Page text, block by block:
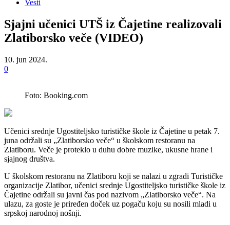
Vesti
Sjajni učenici UTŠ iz Čajetine realizovali
Zlatiborsko veče (VIDEO)
10. jun 2024.
0
Foto: Booking.com
Učenici srednje Ugostiteljsko turističke škole iz Čajetine u petak 7.
juna održali su „Zlatiborsko veče“ u školskom restoranu na
Zlatiboru. Veče je proteklo u duhu dobre muzike, ukusne hrane i
sjajnog društva.
U školskom restoranu na Zlatiboru koji se nalazi u zgradi Turističke
organizacije Zlatibor, učenici srednje Ugostiteljsko turističke škole iz
Čajetine održali su javni čas pod nazivom „Zlatiborsko veče“. Na
ulazu, za goste je priređen doček uz pogaču koju su nosili mladi u
srpskoj narodnoj nošnji.